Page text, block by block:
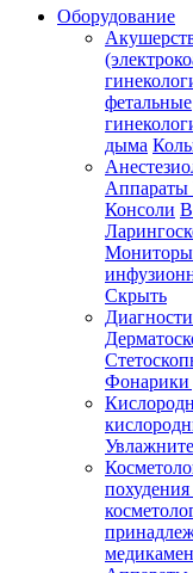
Оборудование
фетальные
дыма
Консоли
Мониторы
Скрыть
Фонарики